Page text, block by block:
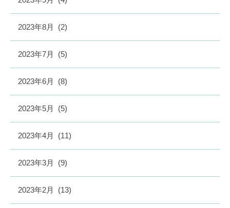
2023年8月 (2)
2023年7月 (5)
2023年6月 (8)
2023年5月 (5)
2023年4月 (11)
2023年3月 (9)
2023年2月 (13)